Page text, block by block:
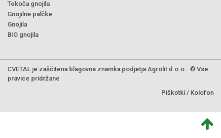
Tekoča gnojila
Gnojilne palčke
Gnojila
BIO gnojila
CVETAL je zaščitena blagovna znamka podjetja Agrolit d.o.o.. © Vse
pravice pridržane
Piškotki / Kolofon